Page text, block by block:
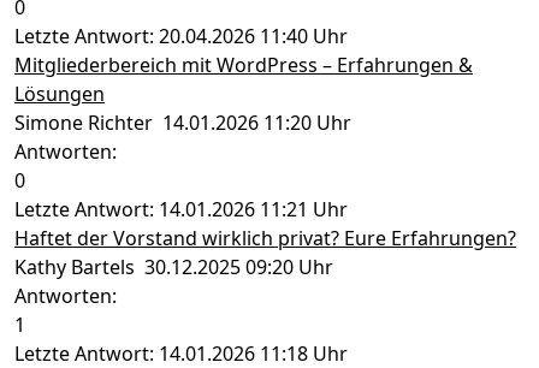
0
Letzte Antwort: 20.04.2026 11:40 Uhr
Mitgliederbereich mit WordPress – Erfahrungen &
Lösungen
Simone Richter 14.01.2026 11:20 Uhr
Antworten:
0
Letzte Antwort: 14.01.2026 11:21 Uhr
Haftet der Vorstand wirklich privat? Eure Erfahrungen?
Kathy Bartels 30.12.2025 09:20 Uhr
Antworten:
1
Letzte Antwort: 14.01.2026 11:18 Uhr